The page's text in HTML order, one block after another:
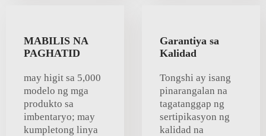
MABILIS NA
PAGHATID
may higit sa 5,000
modelo ng mga
produkto sa
imbentaryo; may
kumpletong linya
Garantiya sa
Kalidad
Tongshi ay isang
pinarangalan na
tagatanggap ng
sertipikasyon ng
kalidad na